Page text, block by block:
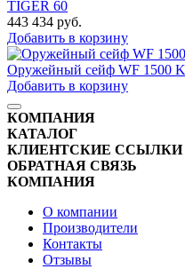
TIGER 60
443 434 руб.
Добавить в корзину
Оружейный сейф WF 1500
Добавить в корзину
КОМПАНИЯ
КАТАЛОГ
КЛИЕНТСКИЕ ССЫЛКИ
ОБРАТНАЯ СВЯЗЬ
КОМПАНИЯ
О компании
Производители
Контакты
Отзывы